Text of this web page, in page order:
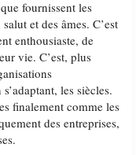
fournissent les
et des âmes. C’est
enthousiaste, de
vie. C’est, plus
les siècles.
finalement comme les
des entreprises,